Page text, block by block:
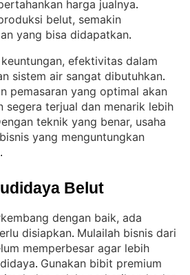
harga jualnya
belut, semakin
yang bisa didapatkan.
efektivitas dalam
sistem air sangat dibutuhkan
pemasaran yang optimal akan
segera terjual dan menarik lebih
teknik yang benar, usaha
yang menguntungkan
.
Belut
dengan baik, ada
disiapkan. Mulailah bisnis dari
memperbesar agar lebih
. Gunakan bibit premium